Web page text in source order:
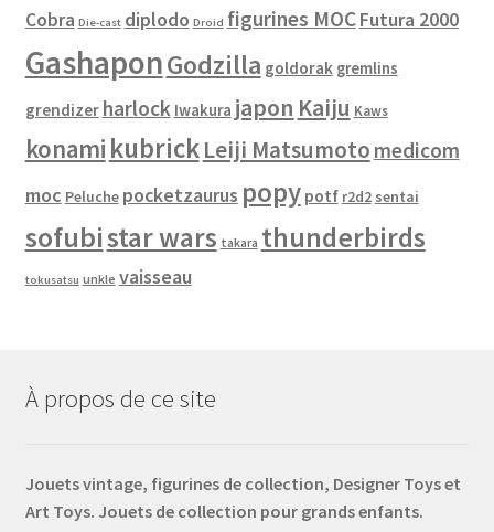
Cobra Die-cast diplodo Droid figurines MOCFutura 2000
GashaponGodzilla goldorak gremlins
grendizer harlock Iwakura japon Kaiju Kaws
konami kubrickLeiji Matsumoto medicom
moc Peluche pocketzaurus popy potf r2d2 sentai
sofubistar wars takara thunderbirds
tokusatsu unkle vaisseau
À propos de ce site
Jouets vintage, figurines de collection, Designer Toys et
Art Toys. Jouets de collection pour grands enfants.